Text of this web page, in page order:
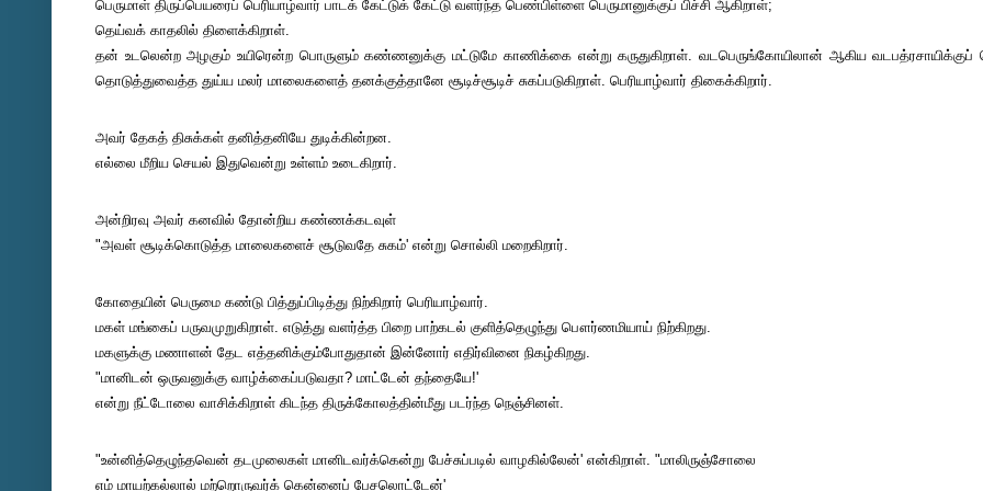
பெருமாள் திருப்பெயரைப் பெரியாழ்வார் பாடக் கேட்டுக் கேட்டு வளர்ந்த பெண்பிள்ளை பெருமானுக்குப் பிச்சி ஆகிறாள்;
தெய்வக் காதலில் திளைக்கிறாள்.
தன் உடலென்ற அழகும் உயிரென்ற பொருளும் கண்ணனுக்கு மட்டுமே காணிக்கை என்று கருதுகிறாள். வடபெருங்கோயிலான் ஆகிய வடபத்ரசாயிக்குப்
தொடுத்துவைத்த துய்ய மலர் மாலைகளைத் தனக்குத்தானே சூடிச்சூடிச் சுகப்படுகிறாள். பெரியாழ்வார் திகைக்கிறார்.
அவர் தேகத் திசுக்கள் தனித்தனியே துடிக்கின்றன.
எல்லை மீறிய செயல் இதுவென்று உள்ளம் உடைகிறார்.
அன்றிரவு அவர் கனவில் தோன்றிய கண்ணக்கடவுள்
"அவள் சூடிக்கொடுத்த மாலைகளைச் சூடுவதே சுகம்' என்று சொல்லி மறைகிறார்.
கோதையின் பெருமை கண்டு பித்துப்பிடித்து நிற்கிறார் பெரியாழ்வார்.
மகள் மங்கைப் பருவமுறுகிறாள். எடுத்து வளர்த்த பிறை பாற்கடல் குளித்தெழுந்து பௌர்ணமியாய் நிற்கிறது.
மகளுக்கு மணாளன் தேட எத்தனிக்கும்போதுதான் இன்னோர் எதிர்வினை நிகழ்கிறது.
"மானிடன் ஒருவனுக்கு வாழ்க்கைப்படுவதா? மாட்டேன் தந்தையே!'
என்று நீட்டோலை வாசிக்கிறாள் கிடந்த திருக்கோலத்தின்மீது படர்ந்த நெஞ்சினள்.
"உன்னித்தெழுந்தவென் தடமுலைகள் மானிடவர்க்கென்று பேச்சுப்படில் வாழகில்லேன்' என்கிறாள். "மாலிருஞ்சோலை
எம் மாயற்கல்லால் மற்றொருவர்க் கென்னைப் பேசலொட்டேன்'